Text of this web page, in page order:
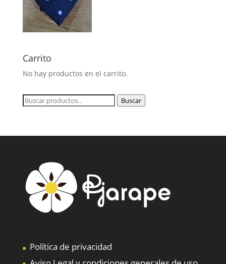
Carrito
No hay productos en el carrito.
Buscar
Buscar
Política de privacidad